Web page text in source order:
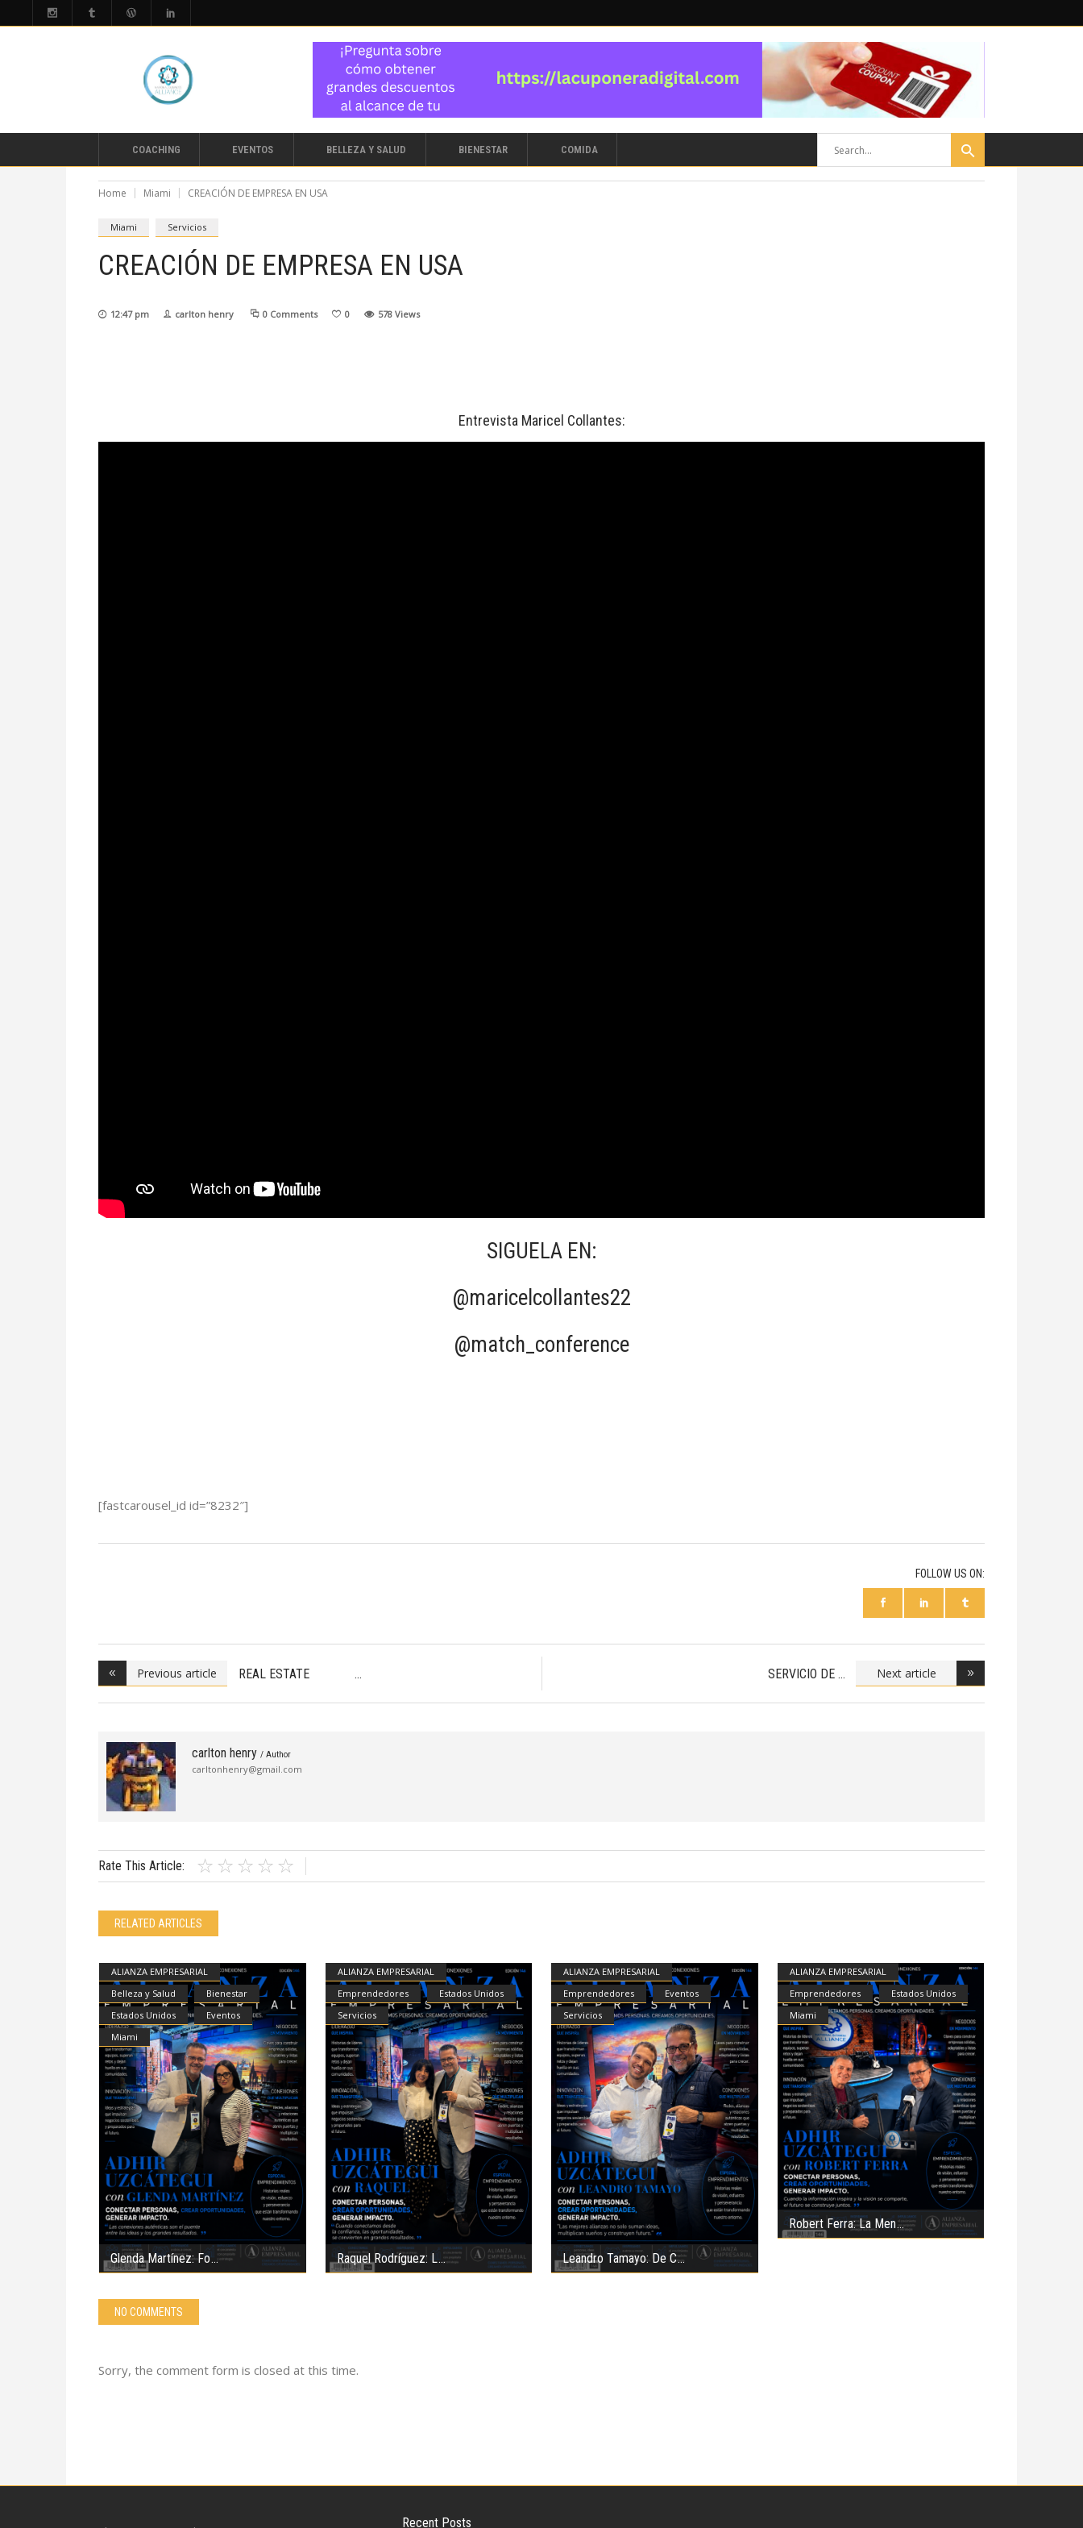
COACHING EVENTOS BELLEZA Y SALUD BIENESTAR COMIDA
Home Miami CREACIÓN DE EMPRESA EN USA
Miami Servicios
CREACIÓN DE EMPRESA EN USA
12:47 pm carlton henry 0 Comments 0 578 Views
Entrevista Maricel Collantes:
SIGUELA EN:
@maricelcollantes22
@match_conference
[fastcarousel_id id=”8232″]
FOLLOW US ON:
Previous article
REAL ESTATE
SERVICIO DE
Next article
carlton henry / Author
carltonhenry@gmail.com
Rate This Article:
RELATED ARTICLES
ALIANZA EMPRESARIAL
Belleza y Salud
Bienestar
Estados Unidos
Eventos
Miami
Glenda Martínez: Fo
ALIANZA EMPRESARIAL
Emprendedores
Estados Unidos
Servicios
Raquel Rodríguez: L
ALIANZA EMPRESARIAL
Emprendedores
Eventos
Servicios
Leandro Tamayo: De C
ALIANZA EMPRESARIAL
Emprendedores
Estados Unidos
Miami
Robert Ferra: La Men
NO COMMENTS
Sorry, the comment form is closed at this time.
Recent Posts